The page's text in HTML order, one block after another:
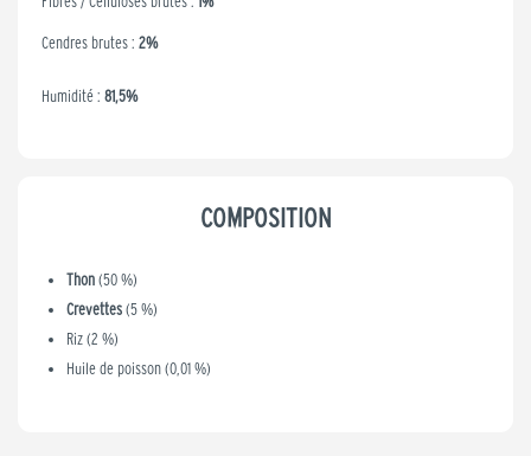
COMPOSITION
Thon(50 %)
Crevettes(5 %)
Riz (2 %)
Huile de poisson (0,01 %)
Cendres brutes : 2%
Humidité : 81,5%